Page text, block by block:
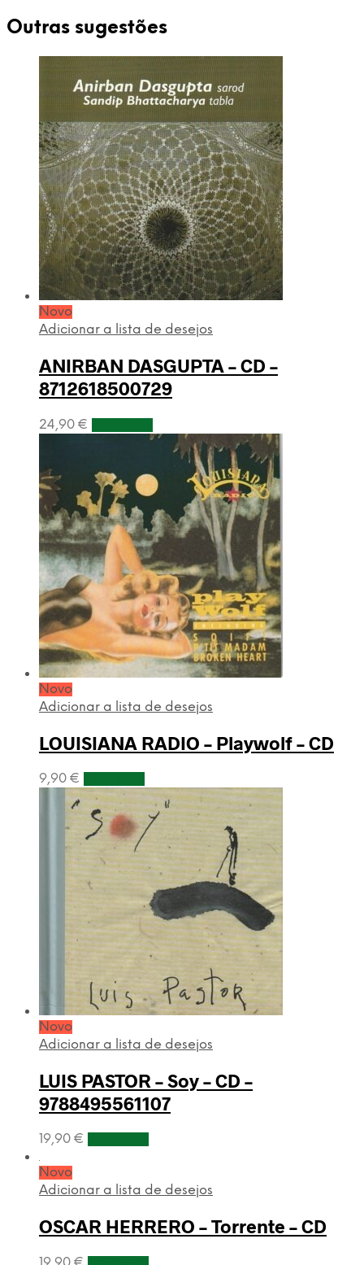
Outras sugestões
Novo
Adicionar a lista de desejos
ANIRBAN DASGUPTA – CD –
8712618500729
24,90 €
Novo
Adicionar a lista de desejos
LOUISIANA RADIO – Playwolf – CD
9,90 €
Novo
Adicionar a lista de desejos
LUIS PASTOR – Soy – CD –
9788495561107
19,90 €
Novo
Adicionar a lista de desejos
OSCAR HERRERO – Torrente – CD